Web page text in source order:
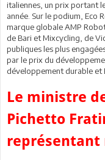
italiennes, un prix portant
année. Sur le podium, Eco
marque globale AMP
de Bari et Mixcycling, de
publiques les plus
par le prix du
développement durable et
Le ministre
Pichetto
représentant